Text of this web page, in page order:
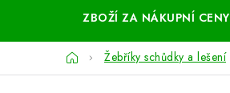
ZBOŽÍ ZA NÁKUPNÍ CENY
DomůŽebříky schůdky a lešení